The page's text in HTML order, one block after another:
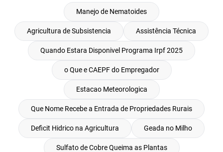
Manejo de Nematoides
Agricultura de Subsistencia Assistência Técnica
Quando Estara Disponivel Programa Irpf 2025
o Que e CAEPF do Empregador
Estacao Meteorologica
Que Nome Recebe a Entrada de Propriedades Rurais
Deficit Hidrico na Agricultura Geada no Milho
Sulfato de Cobre Queima as Plantas